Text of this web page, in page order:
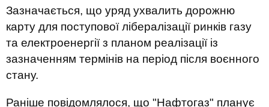
Зазначається, що уряд ухвалить дорожню
карту для поступової лібералізації ринків газу
та електроенергії з планом реалізації із
зазначенням термінів на період після воєнного
стану.
Раніше повідомлялося, що "Нафтогаз" планує